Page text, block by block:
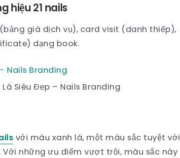
hiệu 21 nails
giá dịch vụ), card visit (danh thiếp),
dạng book.
Siêu Đẹp – Nails Branding
với màu xanh lá, một màu sắc tuyệt vời
những ưu điểm vượt trội, màu sắc này